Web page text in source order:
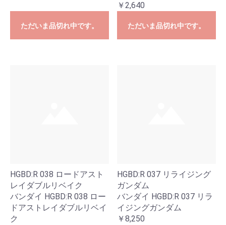
ただいま品切れ中です。
￥2,640
ただいま品切れ中です。
HGBD:R 038 ロードアスト
レイダブルリベイク
バンダイ HGBD:R 038 ロー
ドアストレイダブルリベイ
ク
HGBD:R 037 リライジング
ガンダム
バンダイ HGBD:R 037 リラ
イジングガンダム
￥8,250